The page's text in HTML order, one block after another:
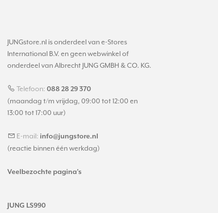
JUNGstore.nl is onderdeel van e-Stores
International B.V. en geen webwinkel of
onderdeel van Albrecht JUNG GMBH & CO. KG.
Telefoon: 088 28 29 370
(maandag t/m vrijdag, 09:00 tot 12:00 en
13:00 tot 17:00 uur)
E-mail: info@jungstore.nl
(reactie binnen één werkdag)
Veelbezochte pagina's
JUNG LS990